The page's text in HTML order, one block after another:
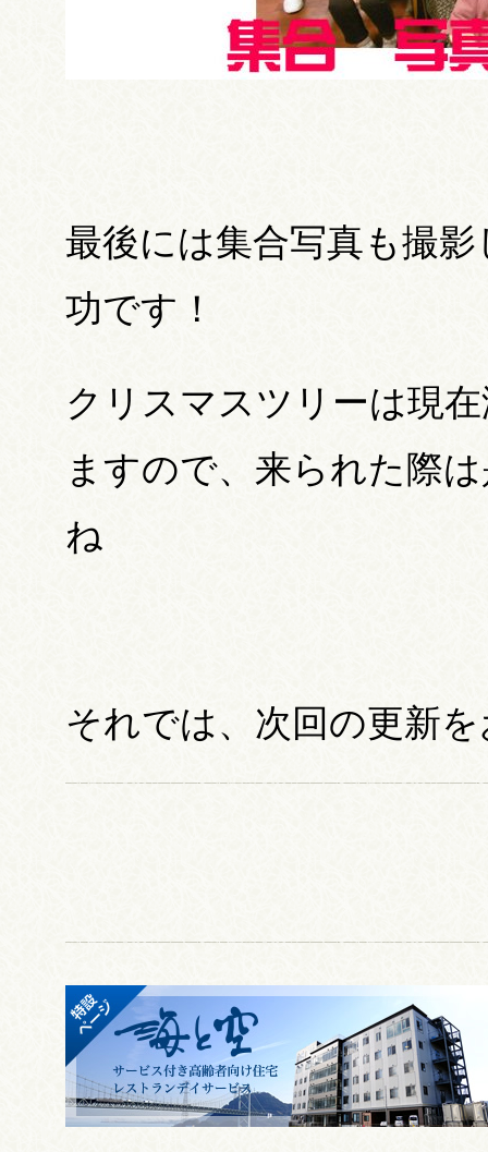
最後には集合写真も撮
功です！
クリスマスツリーは現
ますので、来られた際
ね
それでは、次回の更新